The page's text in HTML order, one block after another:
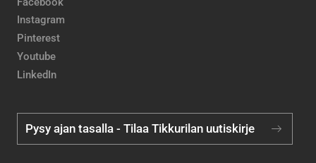
Instagram
Pinterest
Youtube
LinkedIn
Pysy ajan tasalla - Tilaa Tikkurilan uutiskirje